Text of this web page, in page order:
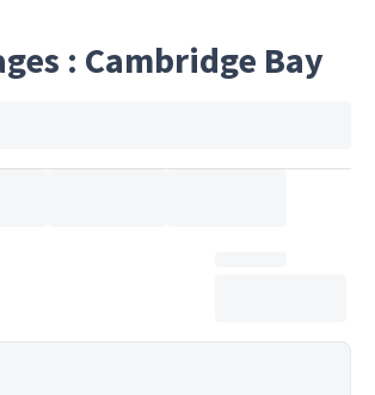
: Cambridge Bay